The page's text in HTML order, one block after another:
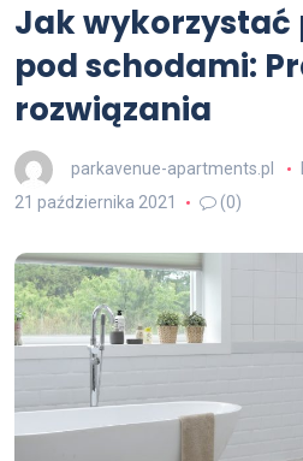
Jak wykorzystać
pod schodami:
rozwiązania
parkavenue-apartments.pl
21 października 2021
(0)